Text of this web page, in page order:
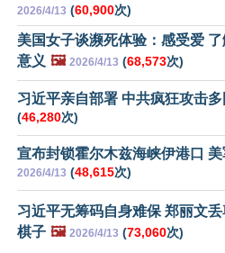
2026/4/13 (60,900次)
美国女子谈濒死体验：感受爱
意义 🖼️ 2026/4/13 (68,573次)
习近平亲自部署 中共疯狂攻击
(46,280次)
宣布封锁霍尔木兹海峡伊港口
2026/4/13 (48,615次)
习近平无筹码自身难保 郑丽文
棋子 🖼️ 2026/4/13 (73,060次)